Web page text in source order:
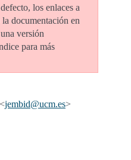
los enlaces a
documentación en
versión
para más
jembid@ucm.es>